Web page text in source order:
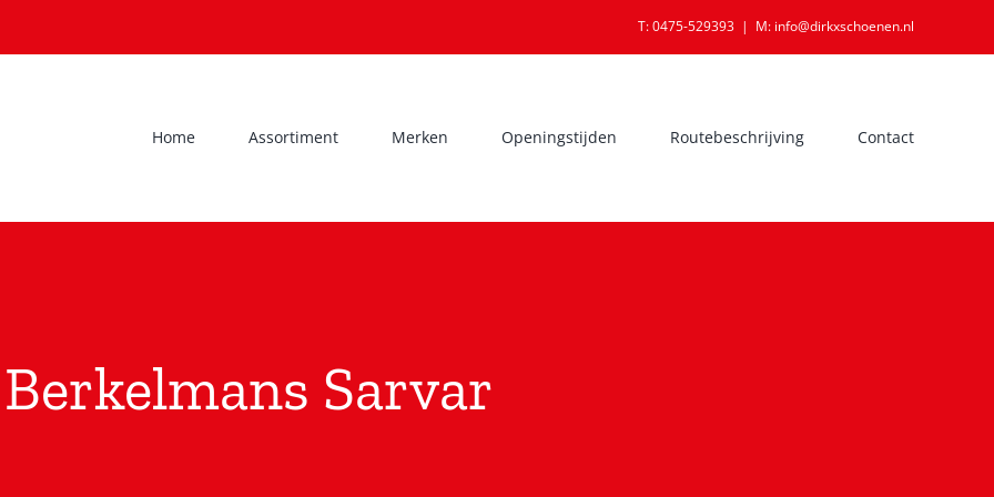
T: 0475-529393 | M: info@dirkxschoenen.nl
Home Assortiment Merken Openingstijden Routebeschrijving Contact
Berkelmans Sarvar